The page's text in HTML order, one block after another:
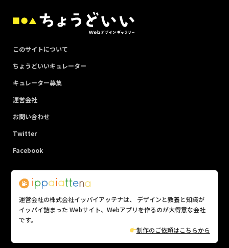
このサイトについて
ちょうどいいキュレーター
キュレーター募集
運営会社
お問い合わせ
Twitter
Facebook
運営会社の株式会社イッパイアッテナは、 デザインと教養と知識が
イッパイ詰まった Webサイト、Webアプリを作るのが大得意な会社
です。
制作のご依頼はこちらから